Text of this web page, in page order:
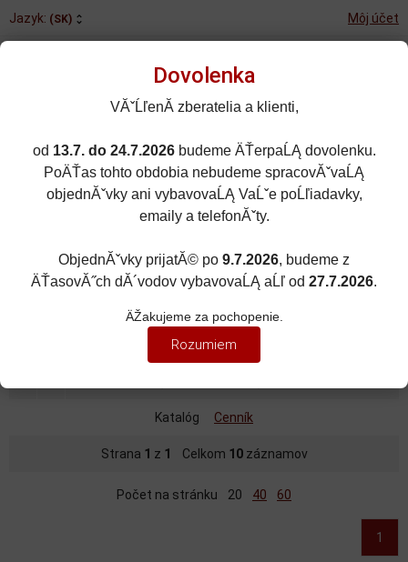
Jazyk: (SK) Môj účet
kusov
Rozšírené vyhľadávanie
Porovnané (0)
Obľúbené (0)
PRÍVESKY A KĽÚČENKY
Katalóg Cenník
Strana 1 z 1 Celkom 10záznamov
Počet na stránku 20 40 60
1
Dovolenka
VĂˇĹľenĂ­ zberatelia a klienti,
od 13.7. do 24.7.2026budeme ÄŤerpaĹĄ dovolenku.
PoÄŤas tohto obdobia nebudeme spracovĂˇvaĹĄ
objednĂˇvky ani vybavovaĹĄ VaĹˇe poĹľiadavky,
emaily a telefonĂˇty.
ObjednĂˇvky prijatĂ© po 9.7.2026, budeme z
ÄŤasovĂ˝ch dĂ´vodov vybavovaĹĄ aĹľ od 27.7.2026.
ÄŽakujeme za pochopenie.
Rozumiem